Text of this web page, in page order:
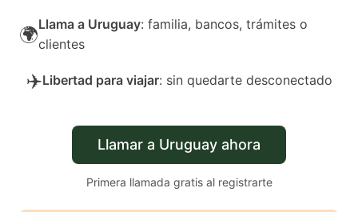
🌍Llama a Uruguay: familia, bancos, trámites o
clientes
✈️Libertad para viajar: sin quedarte desconectado
Llamar a Uruguay ahora
Primera llamada gratis al registrarte